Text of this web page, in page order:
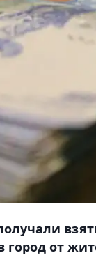
город от